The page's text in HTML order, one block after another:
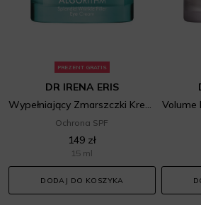
PREZENT GRATIS
DR IRENA ERIS
Wypełniający Zmarszczki Krem Pod Oczy
Ochrona SPF
149 zł
15 ml
DODAJ DO KOSZYKA
Volume